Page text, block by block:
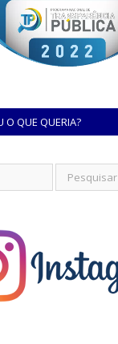
O QUE QUERIA?